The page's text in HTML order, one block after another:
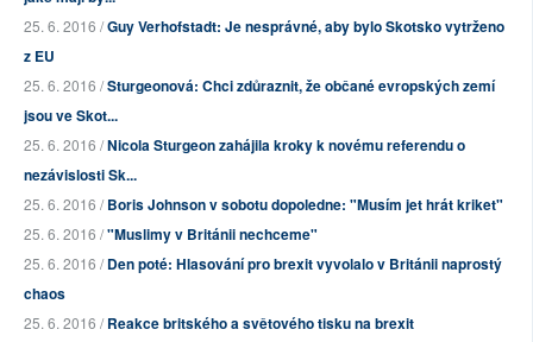
25. 6. 2016 /Guy Verhofstadt: Je nesprávné, aby bylo Skotsko vytrženo
z EU
25. 6. 2016 /Sturgeonová: Chci zdůraznit, že občané evropských zemí
jsou ve Skot...
25. 6. 2016 /Nicola Sturgeon zahájila kroky k novému referendu o
nezávislosti Sk...
25. 6. 2016 /Boris Johnson v sobotu dopoledne: "Musím jet hrát kriket"
25. 6. 2016 /"Muslimy v Británii nechceme"
25. 6. 2016 /Den poté: Hlasování pro brexit vyvolalo v Británii naprostý
chaos
25. 6. 2016 /Reakce britského a světového tisku na brexit